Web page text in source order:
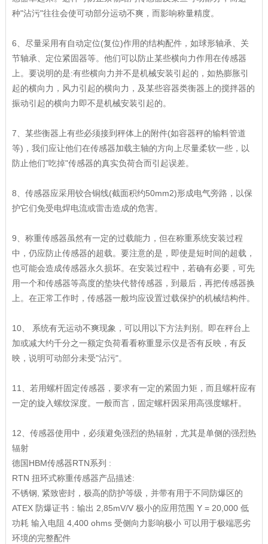
种"沾污"往往会使可动部分运动不爽，而影响称量精度。
6、尽量采用有自动定位(复位)作用的结构配件，如球形轴承、关
节轴承、定位紧固器等。他们可以防止某些横向力作用在传感器
上。要说明的是:有些横向力并不是机械安装引起的，如热膨胀引
起的横向力，风力引起的横向力，及某些容器类衡器上的搅拌器的
振动引起的横向力即不是机械安装引起的。
7、某些衡器上有些必须接到秤体上的附件(如容器秤的输料管道
等)，我们应让他们在传感器加载主轴的方向上尽量柔软一些，以
防止他们"吃掉"传感器的真实负荷合而引起误差。
8、传感器应采用铰合铜线(截面积约50mm2)形成电气旁路，以保
护它们免受电焊电流或雷击造成的危害。
9、称重传感器虽然有一定的过载能力，但在称重系统安装过程
中，仍应防止传感器的超载。要注意的是，即使是短时间的超载，
也可能会造成传感器永久损坏。在安装过程中，若确有必要，可先
用一个和传感器等高度的垫块代替传感器，到最后，再把传感器换
上。在正常工作时，传感器一般均应设置过载保护的机械结构件。
10、 系统有无运动不爽现象，可以用以下方法判别。即在秤台上
加或减大约千分之一额定负荷看看称重显示仪是否有反映，有反
映，说明可动部分未受"沾污"。
11、若用螺杆固定传感器，要求有一定的紧固力矩，而且螺杆应有
一定的旋入螺纹深度。一般而言，固定螺杆因采用高强度螺杆。
12、传感器使用中，必须避免强烈的热辐射，尤其是单侧的强烈热
辐射
德国HBM传感器RTN系列 :
RTN 扭环式称重传感器产品描述:
不锈钢, 紧致密封，极高的防护等级，并带有用于不同防爆区的
ATEX 防爆证书：输出 2,85mV/V 极小的应用范围 Y = 20,000 低
功耗 输入电阻 4,400 ohms 受侧向力影响极小 可以用于极端恶劣
环境的完整配件